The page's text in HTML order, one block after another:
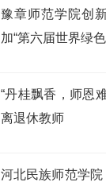
豫章师范学院创
加“第六届世界绿
“丹桂飘香，师恩
离退休教师
河北民族师范学院